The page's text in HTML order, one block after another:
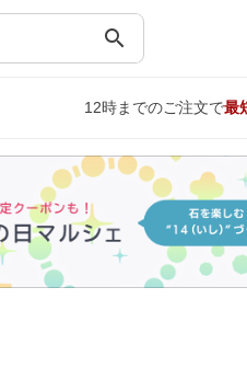
search
12時までのご注文で最